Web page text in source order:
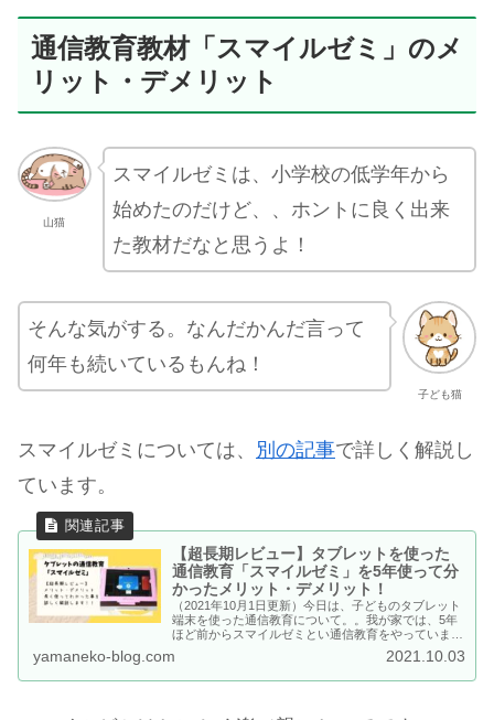
通信教育教材「スマイルゼミ」のメ
リット・デメリット
山猫
スマイルゼミは、小学校の低学年から
始めたのだけど、、ホントに良く出来
た教材だなと思うよ！
子ども猫
そんな気がする。なんだかんだ言って
何年も続いているもんね！
スマイルゼミについては、 別の記事で詳しく解説し
ています。
【超長期レビュー】タブレットを使った
通信教育「スマイルゼミ」を5年使って分
かったメリット・デメリット！
（2021年10月1日更新）今日は、子どものタブレット
端末を使った通信教育について。。我が家では、5年
ほど前からスマイルゼミとい通信教育をやっていま
す。 小学校1年生～6年生まで、スマイルゼミを続け
てみた超長期レビュー！実際スマイルゼミを使ってみ
yamaneko-blog.com 2021.10.03